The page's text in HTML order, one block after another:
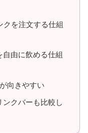
クを注文する仕組
自由に飲める仕組
向きやすい
クバーも比較し